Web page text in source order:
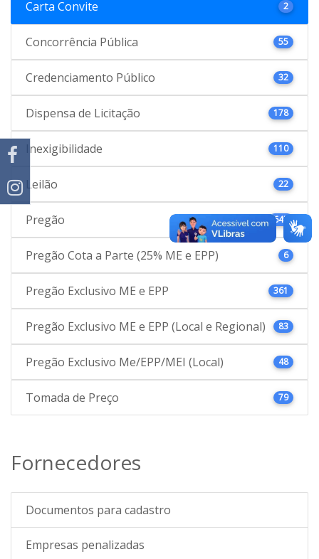
Carta Convite 2
Concorrência Pública 55
Credenciamento Público 32
Dispensa de Licitação 178
Inexigibilidade 110
Leilão 22
Pregão 645
Pregão Cota a Parte (25% ME e EPP) 6
Pregão Exclusivo ME e EPP 361
Pregão Exclusivo ME e EPP (Local e Regional) 83
Pregão Exclusivo Me/EPP/MEI (Local) 48
Tomada de Preço 79
Fornecedores
Documentos para cadastro
Empresas penalizadas